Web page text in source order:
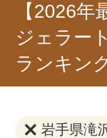
【2026
ジェラー
ランキン
岩手県滝